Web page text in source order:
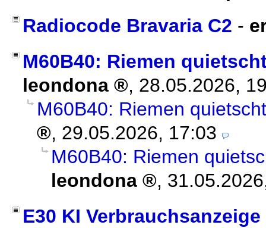
Radiocode Bravaria C2 -
M60B40: Riemen
leondona
, 28.05.2026,
M60B40: Riemen
, 29.05.2026, 17:03
M60B40: Riemen
leondona
,
E30 KI Verbrauchsanzeige